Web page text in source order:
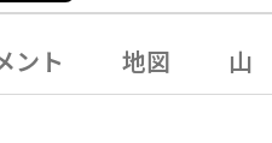
ント 地図 山